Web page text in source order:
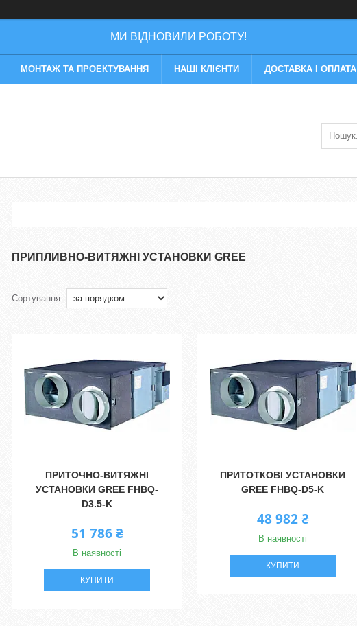
МИ ВІДНОВИЛИ РОБОТУ!
МОНТАЖ ТА ПРОЕКТУВАННЯ НАШІ КЛІЄНТИ ДОСТАВКА І ОПЛАТА
ПРИПЛИВНО-ВИТЯЖНІ УСТАНОВКИ GREE
ПРИТОЧНО-ВИТЯЖНІ
УСТАНОВКИ GREE FHBQ-
D3.5-K
51 786 ₴
В наявності
КУПИТИ
ПРИТОТКОВІ УСТАНОВКИ
GREE FHBQ-D5-K
48 982 ₴
В наявності
КУПИТИ